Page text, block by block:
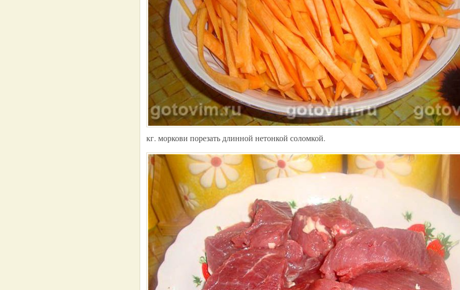
кг. моркови порезать длинной нетонкой соломкой.